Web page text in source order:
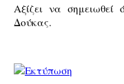
Αξίζει να
Δούκας.